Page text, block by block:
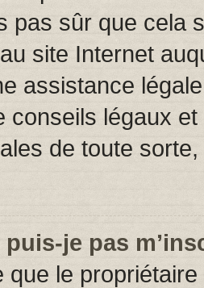
pas sûr que cela
site Internet
assistance
conseils légaux
de toute
je pas
que le